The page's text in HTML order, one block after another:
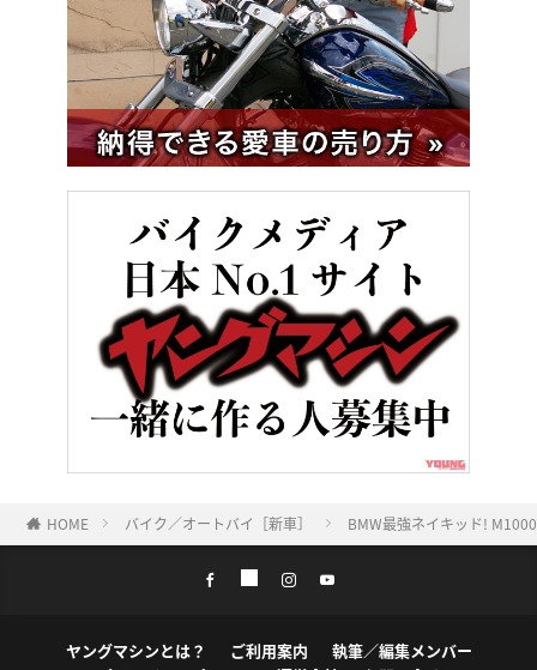
HOME バイク／オートバイ［新車］ BMW最強ネイキッド!
ヤングマシンとは？ ご利用案内
執筆／編集メンバー